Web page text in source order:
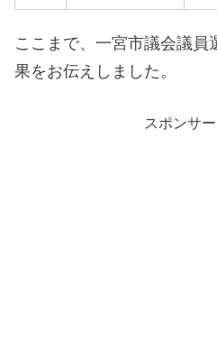
ここまで、一宮市議会議員
果をお伝えしました。
スポンサ